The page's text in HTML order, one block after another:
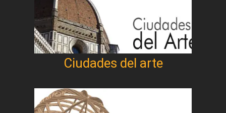
Ciudades del arte